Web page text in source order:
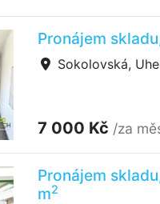
Pronájem
Sokolovská,
7 000 Kč /za
Pronájem
m2